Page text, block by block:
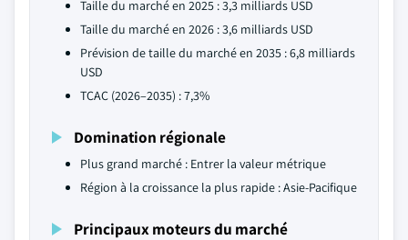
Taille du marché en 2025 : 3,3 milliards USD
Taille du marché en 2026 : 3,6 milliards USD
Prévision de taille du marché en 2035 : 6,8 milliards
USD
TCAC (2026–2035) : 7,3%
Domination régionale
Plus grand marché : Entrer la valeur métrique
Région à la croissance la plus rapide : Asie-Pacifique
Principaux moteurs du marché